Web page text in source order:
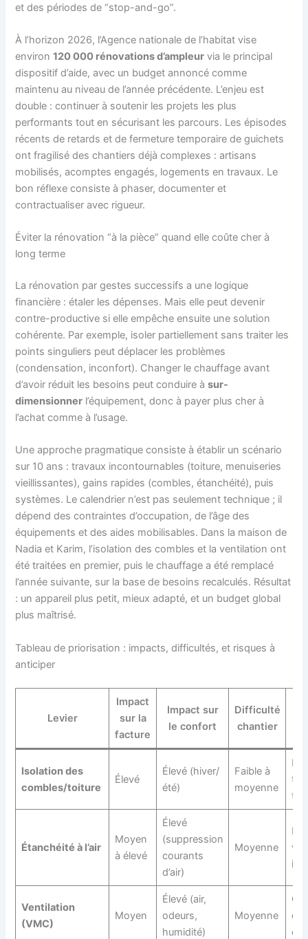
et des périodes de “stop-and-go”.
À l’horizon 2026, l’Agence nationale de l’habitat vise
environ120 000 rénovations d’ampleur via le principal
dispositif d’aide, avec un budget annoncé comme
maintenu au niveau de l’année précédente. L’enjeu est
double : continuer à soutenir les projets les plus
performants tout en sécurisant les parcours. Les épisodes
récents de retards et de fermeture temporaire de guichets
ont fragilisé des chantiers déjà complexes : artisans
mobilisés, acomptes engagés, logements en travaux. Le
bon réflexe consiste à phaser, documenter et
contractualiser avec rigueur.
Éviter la rénovation “à la pièce” quand elle coûte cher à
long terme
La rénovation par gestes successifs a une logique
financière : étaler les dépenses. Mais elle peut devenir
contre-productive si elle empêche ensuite une solution
cohérente. Par exemple, isoler partiellement sans traiter les
points singuliers peut déplacer les problèmes
(condensation, inconfort). Changer le chauffage avant
d’avoir réduit les besoins peut conduire àsur-
dimensionner l’équipement, donc à payer plus cher à
l’achat comme à l’usage.
Une approche pragmatique consiste à établir un scénario
sur 10 ans : travaux incontournables (toiture, menuiseries
vieillissantes), gains rapides (combles, étanchéité), puis
systèmes. Le calendrier n’est pas seulement technique ; il
dépend des contraintes d’occupation, de l’âge des
équipements et des aides mobilisables. Dans la maison de
Nadia et Karim, l’isolation des combles et la ventilation ont
été traitées en premier, puis le chauffage a été remplacé
l’année suivante, sur la base de besoins recalculés. Résultat
: un appareil plus petit, mieux adapté, et un budget global
plus maîtrisé.
Tableau de priorisation : impacts, difficultés, et risques à
anticiper
Levier
Impact
sur la
facture
Impact sur
le confort
Difficulté
chantier
Isolation des
combles/toiture
Élevé
Élevé (hiver/
été)
Faible à
moyenne
Étanchéité à l’air
Moyen
à élevé
Élevé
(suppression
courants
d’air)
Moyenne
Ventilation
(VMC)
Moyen
Élevé (air,
odeurs,
humidité)
Moyenne